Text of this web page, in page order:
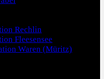
Rechlin
Fleesensee
Waren (Müritz)